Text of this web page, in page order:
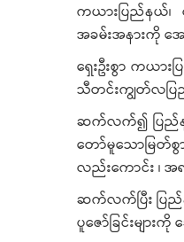
ကယားပြည်နယ်
အခမ်းအနားကို
ရှေးဦးစွာ ကယာ
သီတင်းကျွတ်လပြ
ဆက်လက်၍ ပြည်န
တော်မူသောမြတ်
လည်းကောင်း ၊ အ
ဆက်လက်ပြီး ပြည်
ပူဇော်ခြင်းမျာ